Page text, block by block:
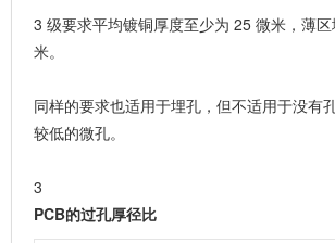
3 级要求平均镀铜厚度至少为 25 微米，薄
米。
同样的要求也适用于埋孔，但不适用于没有
较低的微孔。
3
PCB的过孔厚径比